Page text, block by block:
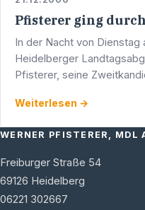
Pfisterer ging
In der Nacht von
Heidelberger
Pfisterer, seine
die …
Weiterlesen →
WERNER PFISTERER, MDL
Freiburger Straße 54
69126 Heidelberg
06221 302667